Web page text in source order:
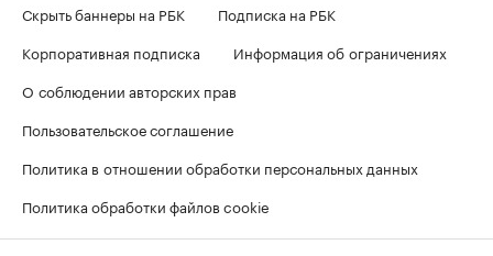
Скрыть баннеры на РБК
Подписка на РБК
Корпоративная подписка
Информация об ограничениях
О соблюдении авторских прав
Пользовательское соглашение
Политика в отношении обработки персональных данных
Политика обработки файлов cookie